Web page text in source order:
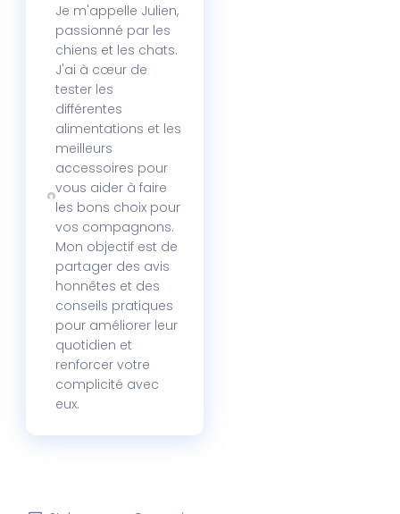
Je m'appelle Julien,
passionné par les
chiens et les chats.
J'ai à cœur de
tester les
différentes
alimentations et les
meilleurs
accessoires pour
vous aider à faire
les bons choix pour
vos compagnons.
Mon objectif est de
partager des avis
honnêtes et des
conseils pratiques
pour améliorer leur
quotidien et
renforcer votre
complicité avec
eux.